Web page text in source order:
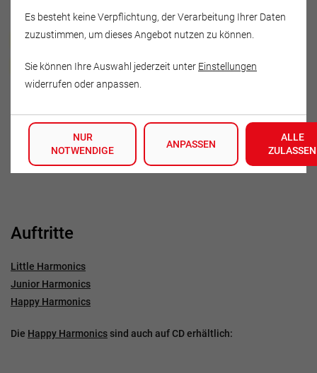
Musikschule Fröhlich
Heidegret Böttge
07768 Gumperda
Tel.: 036422-60357
Auftritte
Little Harmonics
Junior Harmonics
​Happy Harmonics
​Die Happy Harmonics sind auch auf CD erhältlich:
Es besteht keine Verpflichtung, der Verarbeitung Ihrer Daten
zuzustimmen, um dieses Angebot nutzen zu können.
Sie können Ihre Auswahl jederzeit unter Einstellungen
widerrufen oder anpassen.
NUR
NOTWENDIGE
ANPASSEN
ALLE
ZULASSEN